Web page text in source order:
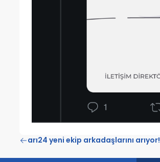
arı24 yeni ekip arkadaşlarını arıyor!